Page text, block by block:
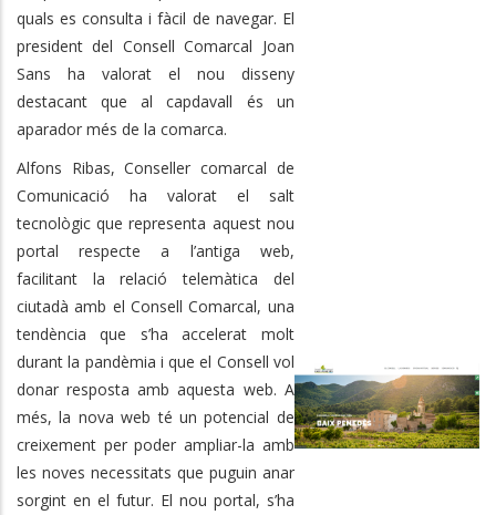
quals es consulta i fàcil de navegar. El
president del Consell Comarcal Joan
Sans ha valorat el nou disseny
destacant que al capdavall és un
aparador més de la comarca.
Alfons Ribas, Conseller comarcal de
Comunicació ha valorat el salt
tecnològic que representa aquest nou
portal respecte a l’antiga web,
facilitant la relació telemàtica del
ciutadà amb el Consell Comarcal, una
tendència que s’ha accelerat molt
durant la pandèmia i que el Consell vol
donar resposta amb aquesta web. A
més, la nova web té un potencial de
creixement per poder ampliar-la amb
les noves necessitats que puguin anar
sorgint en el futur. El nou portal, s’ha